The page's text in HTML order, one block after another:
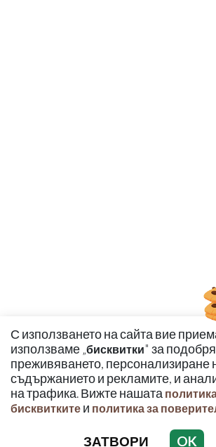
С използването на сайта вие
използваме „бисквитки" за
преживяването, персонализиране
съдържанието и рекламите, и
на трафика. Вижте нашата
бисквитките и политика за
ЗАТВОРИ OK